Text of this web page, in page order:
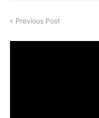
Previous Post